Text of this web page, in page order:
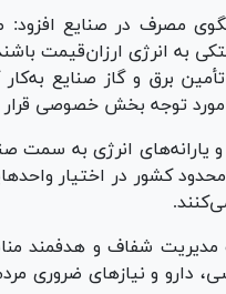
مصرف در صنایع افزود:
به انرژی ارزان‌قیمت
برق و گاز صنایع
توجه بخش خصوصی قرار
انرژی به سمت
کشور در اختیار
مدیریت شفاف و هدفمند
دارو و نیاز‌های ضروری